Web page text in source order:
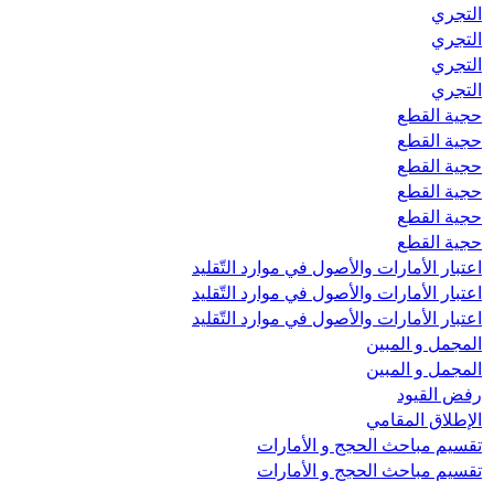
التجري
التجري
التجري
التجري
حجية القطع
حجية القطع
حجية القطع
حجية القطع
حجية القطع
حجية القطع
اعتبار الأمارات والأصول في موارد التّقليد
اعتبار الأمارات والأصول في موارد التّقليد
اعتبار الأمارات والأصول في موارد التّقليد
المجمل و المبين
المجمل و المبين
رفض القیود
الإطلاق المقامي
تقسيم مباحث الحجج و الأمارات
تقسيم مباحث الحجج و الأمارات